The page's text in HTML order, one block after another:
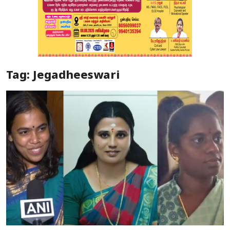
Special Story
Business
Crime
Tamilnadu
National
World
Tag: Jegadheeswari